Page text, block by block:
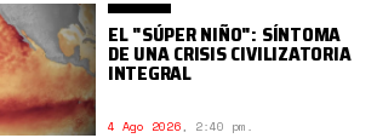
EL "SÚPER NIÑO": SÍNTOMA
DE UNA CRISIS CIVILIZATORIA
INTEGRAL
4 Ago 2026, 2:40 pm.